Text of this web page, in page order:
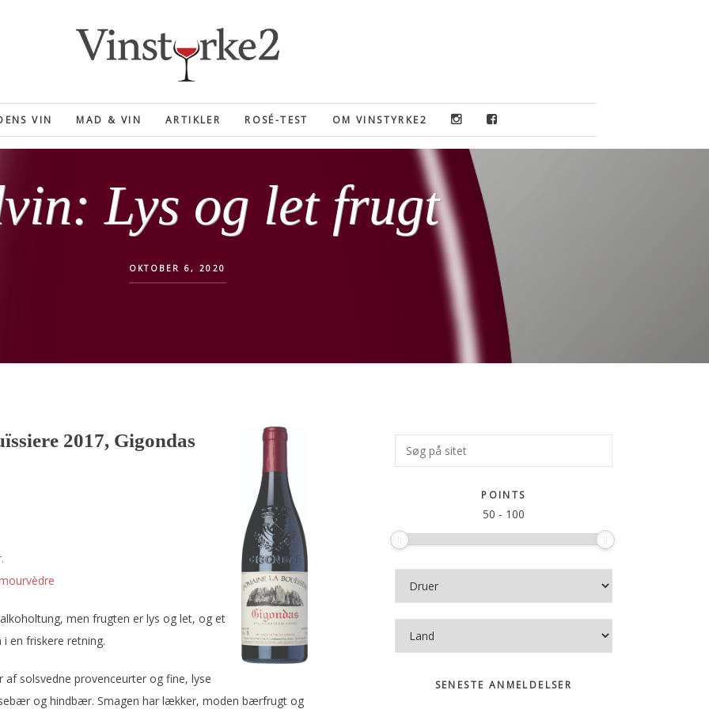
VIN MAD & VIN ARTIKLER ROSÉ-TEST OM VINSTYRKE2
Lys og let frugt
OKTOBER 6, 2020
2017, Gigondas
men frugten er lys og let, og et
en friskere retning.
solsvedne provenceurter og fine, lyse
og hindbær. Smagen har lækker, moden bærfrugt og
Primær
Sidebar
Søg
på
POINTS
50 - 100
SENESTE ANMELDELSER